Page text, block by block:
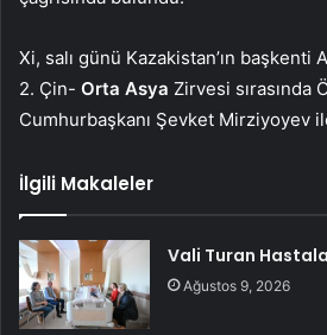
Xi, salı günü Kazakistan’ın başkenti
2. Çin- Orta Asya Zirvesi sırasında
Cumhurbaşkanı Şevket Mirziyoyev
İlgili Makaleler
Vali Turan
Ağustos 9, 2026